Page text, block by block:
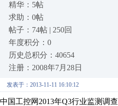
精华：5帖
求助：0帖
帖子：74帖 | 250回
年度积分：0
历史总积分：40654
注册：2008年7月28日
发表于：2013-11-11 16:10:12
中国工控网2013年Q3行业监测调